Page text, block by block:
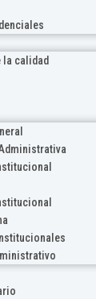
la calidad